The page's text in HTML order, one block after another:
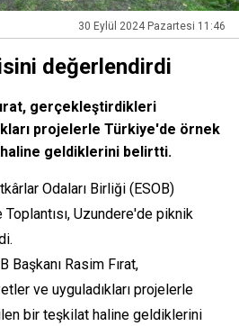
30 Eylül 2024 Pazartesi 11:46
değerlendirdi
gerçekleştirdikleri
projelerle Türkiye'de örnek
geldiklerini belirtti.
Odaları Birliği (ESOB)
Uzundere'de piknik
Başkanı Rasim Fırat,
ve uyguladıkları projelerle
bir teşkilat haline geldiklerini